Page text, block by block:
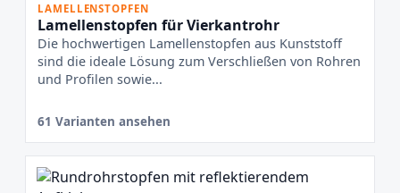
LAMELLENSTOPFEN
Lamellenstopfen für Vierkantrohr
Die hochwertigen Lamellenstopfen aus Kunststoff
sind die ideale Lösung zum Verschließen von Rohren
und Profilen sowie...
61 Varianten ansehen